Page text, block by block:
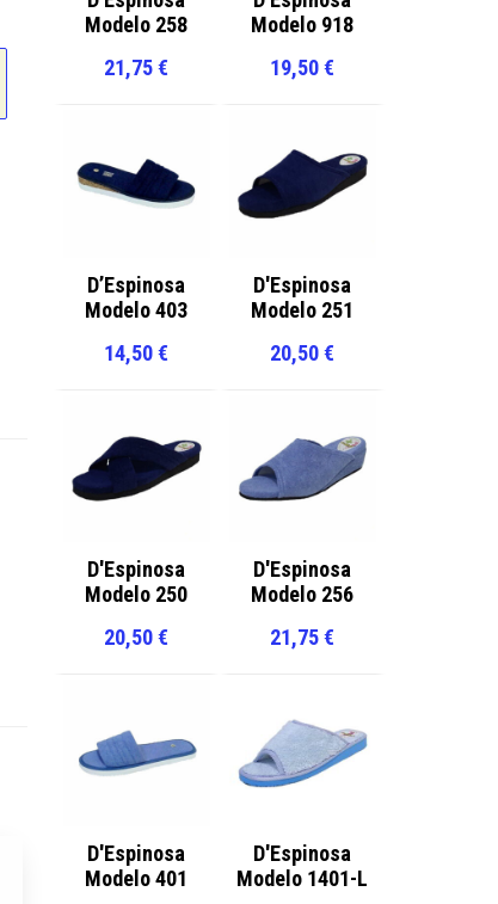
Modelo 258
21,75€
Modelo 918
19,50€
D’Espinosa
Modelo 403
14,50€
D'Espinosa
Modelo 251
20,50€
D'Espinosa
Modelo 250
20,50€
D'Espinosa
Modelo 256
21,75€
D'Espinosa
Modelo 401
D'Espinosa
Modelo 1401-L